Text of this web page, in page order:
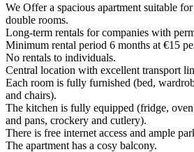
We Offer a spacious apartment suitable
double rooms.
Long-term rentals for companies with
Minimum rental period 6 months at €15
No rentals to individuals.
Central location with excellent transport
Each room is fully furnished (bed,
and chairs).
The kitchen is fully equipped (fridge,
and pans, crockery and cutlery).
There is free internet access and ample
The apartment has a cosy balcony.